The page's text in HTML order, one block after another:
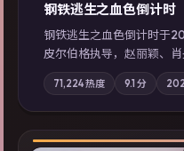
钢铁逃生之血色倒计时
钢铁逃生之血色倒计时于
皮尔伯格执导，赵丽颖、
叙事主轴，失踪人口档案
地域气质；站内亦可通过
展检索同类型高分佳作，
71,224热度 9.1 分